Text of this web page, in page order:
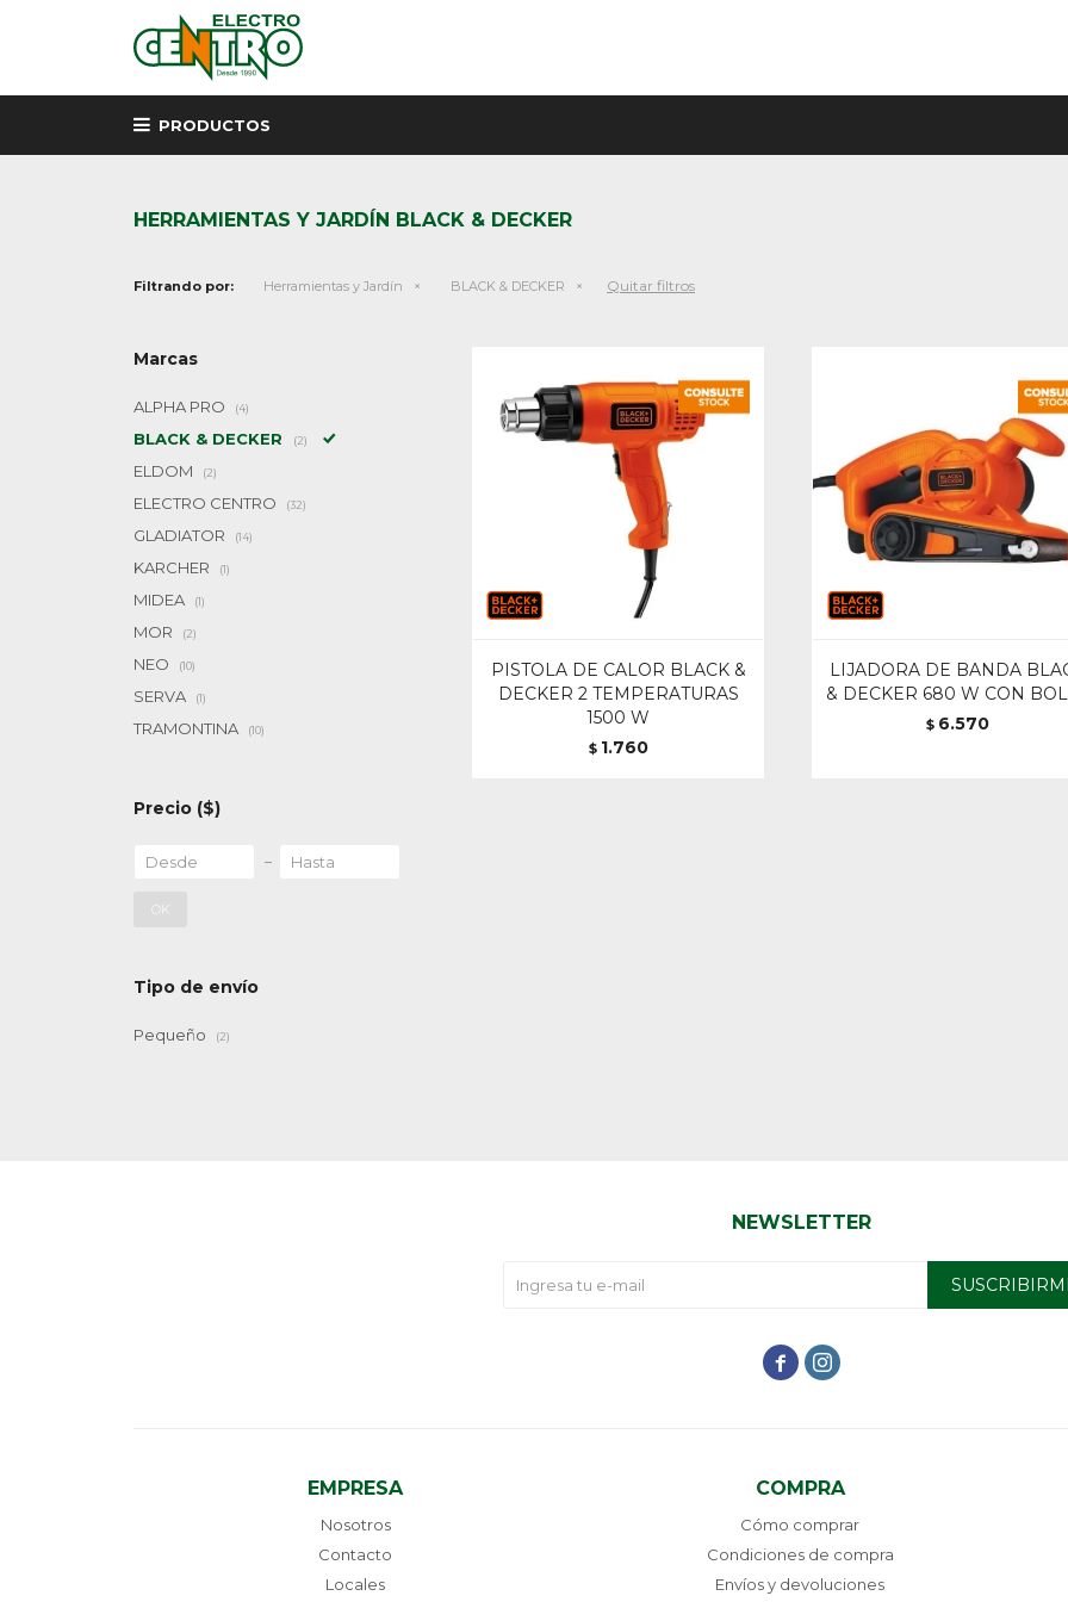
PRODUCTOS
HERRAMIENTAS Y JARDÍN BLACK & DECKER
Filtrando por: Herramientas y Jardín BLACK & DECKER Quitar filtros
PISTOLA DE CALOR BLACK &
DECKER 2 TEMPERATURAS
1500 W
$ 1.760
LIJADORA DE BANDA
& DECKER 680 W CON
$ 6.570
Marcas
ALPHA PRO (4)
BLACK & DECKER (2)
ELDOM (2)
ELECTRO CENTRO (32)
GLADIATOR (14)
KARCHER (1)
MIDEA (1)
MOR (2)
NEO (10)
SERVA (1)
TRAMONTINA (10)
Precio ($)
OK
Tipo de envío
Pequeño (2)
EMPRESA
Nosotros
Contacto
Locales
COMPRA
Cómo comprar
Condiciones de compra
Envíos y devoluciones
NEWSLETTER
 